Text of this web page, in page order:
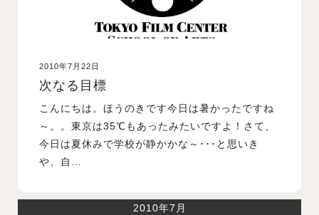
オープンキャンパス
訪問者別メニュー
2010年7月22日
次なる目標
こんにちは。ほうのきです今日は暑かったですね
～。。東京は35℃もあったみたいですよ！さて、
今日は夏休みで学校が静かかな～･･･と思いき
や、自…
2010年7月